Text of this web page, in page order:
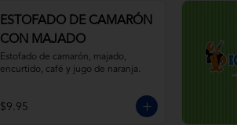
ESTOFADO DE CAMARÓN
CON MAJADO
Estofado de camarón, majado,
encurtido, café y jugo de naranja.
$9.95